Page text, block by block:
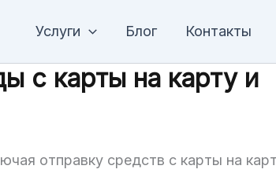
Услуги Блог Контакты
с карты на карту и
отправку средств с карты на